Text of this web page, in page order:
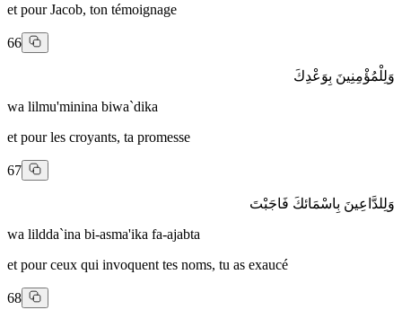
et pour Jacob, ton témoignage
66
وَلِلْمُؤْمِنِينَ بِوَعْدِكَ
wa lilmu'minina biwa`dika
et pour les croyants, ta promesse
67
وَلِلدَّاعِينَ بِاسْمَائكَ فَاجَبْتَ
wa lildda`ina bi-asma'ika fa-ajabta
et pour ceux qui invoquent tes noms, tu as exaucé
68